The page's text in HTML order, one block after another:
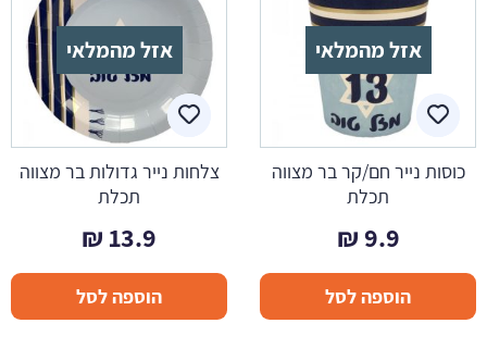
אזל מהמלאי
כוסות נייר חם/קר בר מצווה
תכלת
9.9
₪
הוספה לסל
אזל מהמלאי
צלחות נייר גדולות בר מצווה
תכלת
13.9
₪
הוספה לסל